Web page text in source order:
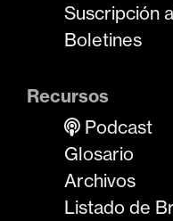
Suscripción
Boletines
Recursos
Podcast
Glosario
Archivos
Listado de